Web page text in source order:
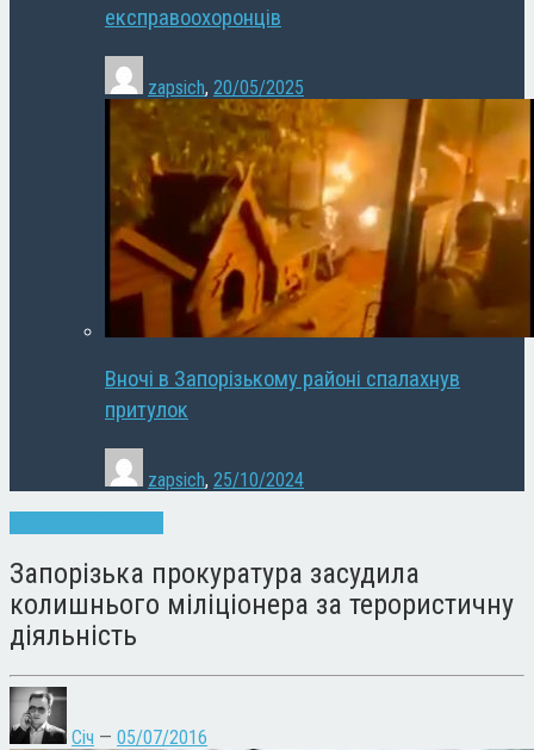
експравоохоронців
zapsich, 20/05/2025
Вночі в Запорізькому районі спалахнув
притулок
zapsich, 25/10/2024
Запорізька прокуратура засудила
колишнього міліціонера за терористичну
діяльність
Січ — 05/07/2016